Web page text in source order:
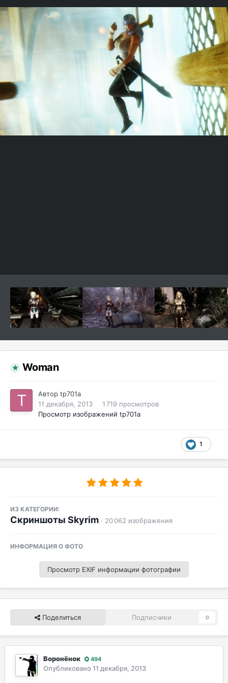
Woman
Автор tp701a
11 декабря, 2013
1 719 просмотров
Просмотр изображений tp701a
1
ИЗ КАТЕГОРИИ:
Скриншоты Skyrim · 20 062 изображения
ИНФОРМАЦИЯ О ФОТО
Просмотр EXIF информации фотографии
Поделиться Подписчики 0
Воронёнок 494
Опубликовано 11 декабря, 2013